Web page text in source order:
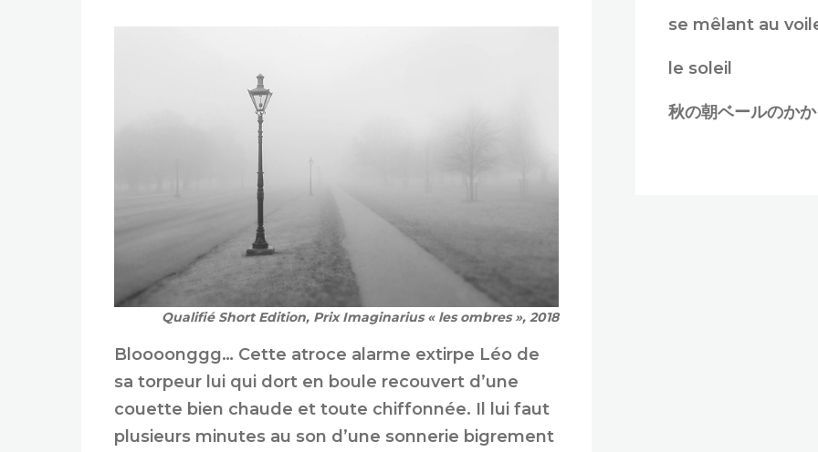
se mêlant au
le soleil
秋の朝ベールのか
Qualifié Short Edition, Prix Imaginarius « les ombres », 2018
Bloooonggg… Cette atroce alarme extirpe Léo de
sa torpeur lui qui dort en boule recouvert d’une
couette bien chaude et toute chiffonnée. Il lui faut
plusieurs minutes au son d’une sonnerie bigrement